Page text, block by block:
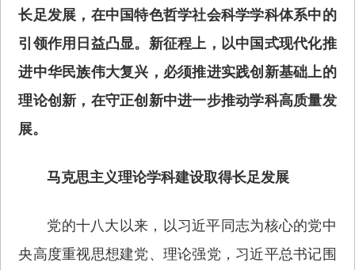
长足发展，在中国特色哲学社会科学学科体系中的
引领作用日益凸显。新征程上，以中国式现代化推
进中华民族伟大复兴，必须推进实践创新基础上的
理论创新，在守正创新中进一步推动学科高质量发
展。
马克思主义理论学科建设取得长足发展
党的十八大以来，以习近平同志为核心的党中
央高度重视思想建党、理论强党，习近平总书记围